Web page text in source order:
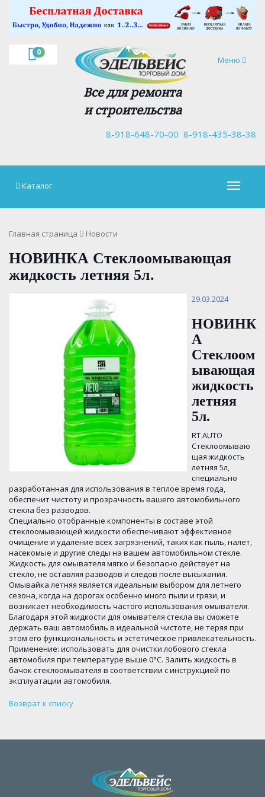
0
Навигация
Меню
Все для ремонта
и строительства
8-918-435-38-38
8-918-648-70-00
×
Каталог
Главная страница Новости
НОВИНКА Стеклоомывающая
жидкость летняя 5л.
29.03.2024
НОВИНК
А
Стеклоом
ывающая
жидкость
летняя
5л.
RT AUTO
Стеклоомываю
щая жидкость
летняя 5л,
специально
разработанная для использования в теплое время года,
обеспечит чистоту и прозрачность вашего автомобильного
стекла без разводов.
Специально отобранные компоненты в составе этой
стеклоомывающей жидкости обеспечивают эффективное
очищение и удаление всех загрязнений, таких как пыль, налет,
насекомые и другие следы на вашем автомобильном стекле.
Жидкость для омывателя мягко и безопасно действует на
стекло, не оставляя разводов и следов после высыхания.
Омывайка летняя является идеальным выбором для летнего
сезона, когда на дорогах особенно много пыли и грязи, и
возникает необходимость частого использования омывателя.
Благодаря этой жидкости для омывателя стекла вы сможете
держать ваш автомобиль в идеальной чистоте, не теряя при
этом его функциональность и эстетическое привлекательность.
Применение: использовать для очистки лобового стекла
автомобиля при температуре выше 0°С. Залить жидкость в
бачок стеклоомывателя в соответствии с инструкцией по
эксплуатации автомобиля.
Возврат к списку